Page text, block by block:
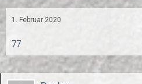
1. Februar 2020
77